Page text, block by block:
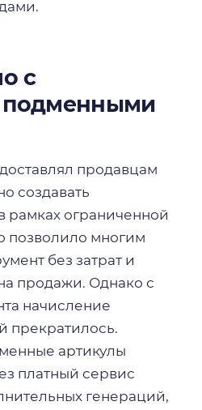
с
подменными
продавцам
создавать
рамках ограниченной
позволило многим
без затрат и
продажи. Однако с
начисление
прекратилось.
артикулы
платный сервис
генераций,